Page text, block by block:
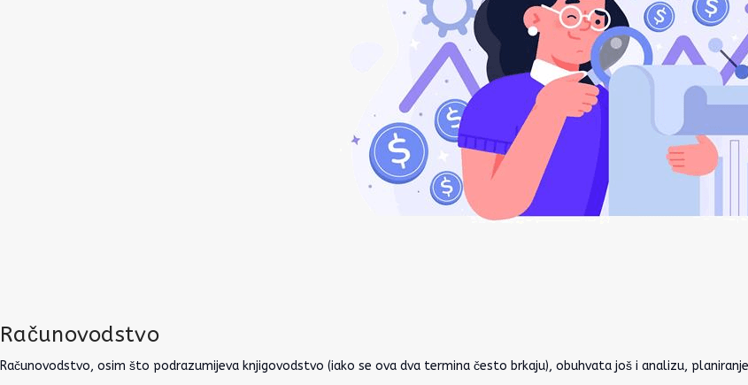
Računovodstvo
Računovodstvo, osim što podrazumijeva knjigovodstvo (iako se ova dva termina često brkaju), obuhvata još i analizu,